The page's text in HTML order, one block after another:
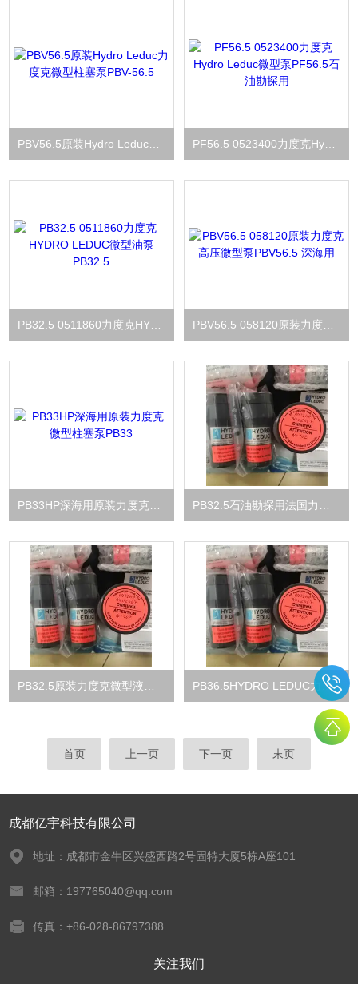
PBV56.5原装Hydro Leduc力度克微型柱塞泵PBV-56.5 PF56.5 0523400力度克Hydro Leduc微型泵PF56.5石油勘探用
PB32.5 0511860力度克HYDRO LEDUC微型油泵PB32.5
PB36.5HYDRO LEDUC力度克PB系列微型柱塞泵原装
首页 上一页 下一页 末页
成都亿宇科技有限公司
地址：成都市金牛区兴盛西路2号固特大厦5栋A座101
邮箱：197765040@qq.com
传真：+86-028-86797388
关注我们